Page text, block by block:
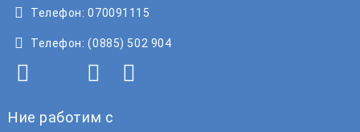
Телефон: 070091115
Телефон: (0885) 502 904
Ние работим с